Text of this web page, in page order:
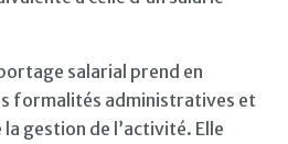
salarial prend en
formalités administratives et
gestion de l’activité. Elle